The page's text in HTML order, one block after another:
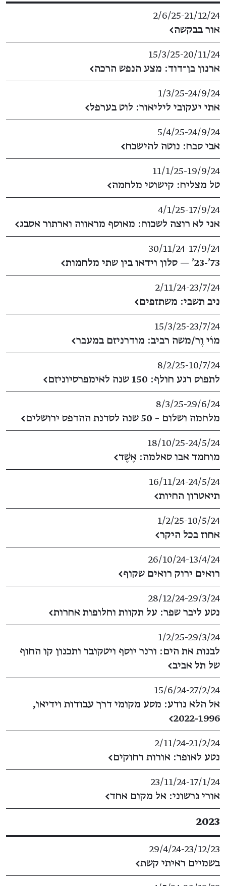
21/12/24
​-​
2/6/25
אור בבקשה←
20/11/24
​-​
15/3/25
ארנון בן־דוד: מצע הנפש הרכה←
24/9/24
​-​
1/3/25
אתי יעקובי ליליאור: לוט בערפל←
24/9/24
​-​
5/4/25
אבי סבח: נוטה להישכח←
19/9/24
​-​
11/1/25
טל מצליח: קישוטי מלחמה←
17/9/24
​-​
4/1/25
אני לא רוצה לשכוח: מאוסף מראווה וארתור אסבג←
17/9/24
​-​
30/11/24
73'-23' — סלון וידאו בין שתי מלחמות
←
23/7/24
​-​
2/11/24
ניב תשבי: משתזפים←
23/7/24
​-​
15/3/25
מוֹי וֶר/משה רביב: מודרניזם במעבר←
10/7/24
​-​
8/2/25
לתפוס רגע חולף: 150 שנה לאימפרסיוניזם
←
29/6/24
​-​
8/3/25
מלחמה ושלום – 50 שנה לסדנת ההדפס ירושלים
←
24/5/24
​-​
18/10/25
מוחמד אבו סאלמה: אֶשֶׁד←
24/5/24
​-​
16/11/24
תיאטרון החיות←
10/5/24
​-​
1/2/25
אחוז בכל היקר←
13/4/24
​-​
26/10/24
רואים ירוק רואים שקוף←
29/3/24
​-​
28/12/24
נטע ליבר שפר: על תקוות וחלופות אחרות←
29/3/24
​-​
1/2/25
לבנות את הים: ורנר יוסף ויטקובר ותכנון קו החוף
של תל אביב←
27/2/24
​-​
15/6/24
אל הלא נודע: מסע מקומי דרך עבודות וידיאו,
2022-1996
←
21/2/24
​-​
2/11/24
נטע לאופר: אורות רחוקים←
17/1/24
​-​
23/11/24
אורי גרשוני: אל מקום אחד←
2023
23/12/23
​-​
29/4/24
בשמיים ראיתי קשת←